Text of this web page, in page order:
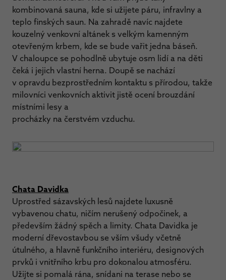
kombinovaná sauna, kde si užijete páru, infravlny a
teplo finských saun. Na zahradě navíc najdete
kouzelný venkovní altánek s velkým kamenným
otevřeným krbem, kde se bude vařit jedna báseň.
V chaloupce se pohodlně ubytuje osm lidí a na děti
čeká i jejich vlastní herna. Doupě se nachází
v opravdu bezprostředním kontaktu s přírodou, takže
milovníci venkovních aktivit jistě ocení brouzdání
místními lesy a
procházky na čerstvém vzduchu.
Chata Davidka
Uprostřed sázavských lesů najdete luxusně
vybavenou chatu, ničím nerušený odpočinek, a
především žádný spěch a limity. Chata Davidka je
moderní dřevostavbou se vším všudy včetně
útulného, a hlavně funkčního interiéru, designových
prvků i vnitřního krbu pro dokonalou atmosféru.
Užijte si pomalá rána, snídani na terase nebo se